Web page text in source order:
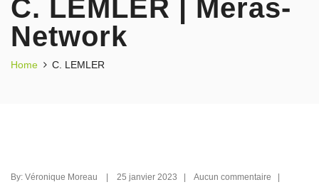
C. LEMLER | Meras-
Network
Home C. LEMLER
By: Véronique Moreau | 25 janvier 2023 | Aucun commentaire |